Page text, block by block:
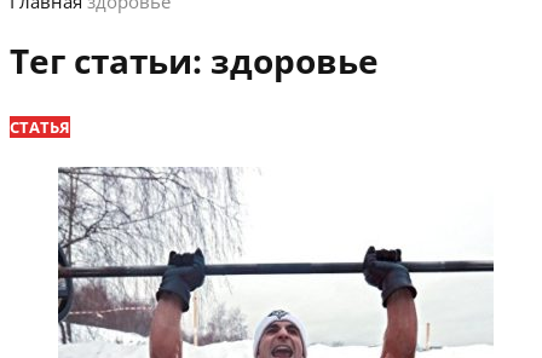
Тег статьи: здоровье
СТАТЬЯ